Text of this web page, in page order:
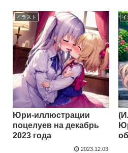
イラスト
Юри-иллюстрации
поцелуев на декабрь
2023 года
2023.12.03
イ